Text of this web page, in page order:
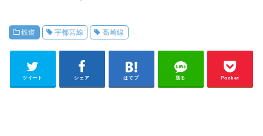
鉄道 宇都宮線 高崎線
ツイート シェア はてブ 送る Pocket